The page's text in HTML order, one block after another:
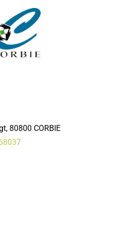
Michel
80800 CORBIE